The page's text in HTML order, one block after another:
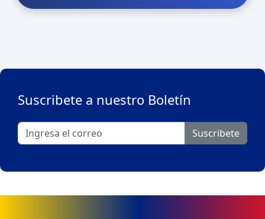
Suscribete a nuestro Boletín
Suscribete